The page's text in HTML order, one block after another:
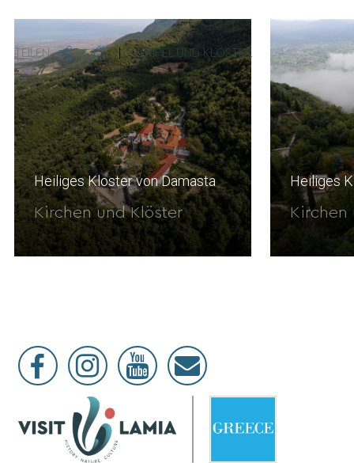
TEILEN | TEMPEL UND KLÖSTER
Heiliges Kloster von Damasta
Kirchen und Klöster
Heiliges
Kirchen